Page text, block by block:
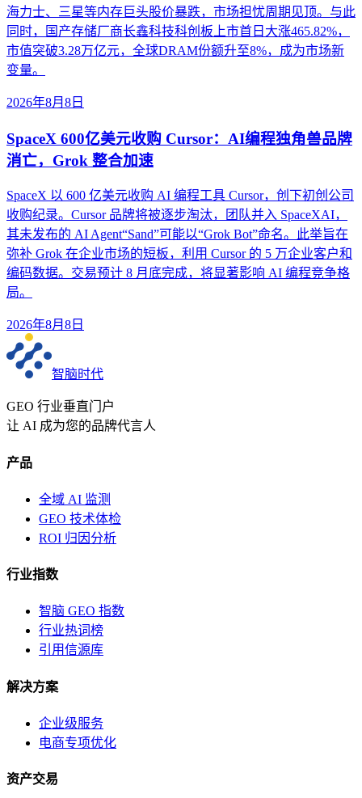
海力士、三星等内存巨头股价暴跌，市场担忧周期见顶。与此
同时，国产存储厂商长鑫科技科创板上市首日大涨465.82%，
市值突破3.28万亿元，全球DRAM份额升至8%，成为市场新
变量。
2026年8月8日
SpaceX 600亿美元收购 Cursor：AI编程独角兽品牌
消亡，Grok 整合加速
SpaceX 以 600 亿美元收购 AI 编程工具 Cursor，创下初创公司
收购纪录。Cursor 品牌将被逐步淘汰，团队并入 SpaceXAI，
其未发布的 AI Agent“Sand”可能以“Grok Bot”命名。此举旨在
弥补 Grok 在企业市场的短板，利用 Cursor 的 5 万企业客户和
编码数据。交易预计 8 月底完成，将显著影响 AI 编程竞争格
局。
2026年8月8日
智脑时代
GEO 行业垂直门户
让 AI 成为您的品牌代言人
产品
全域 AI 监测
GEO 技术体检
ROI 归因分析
行业指数
智脑 GEO 指数
行业热词榜
引用信源库
解决方案
企业级服务
电商专项优化
资产交易